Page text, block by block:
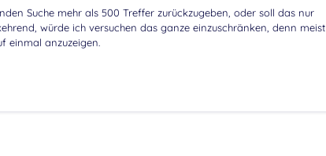
Suche mehr als 500 Treffer zurückzugeben, oder soll das nur
würde ich versuchen das ganze einzuschränken, denn meist
einmal anzuzeigen.